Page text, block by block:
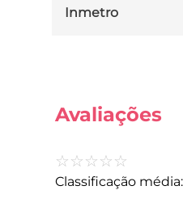
Inmetro
Avaliações
☆☆☆☆☆
Classificação